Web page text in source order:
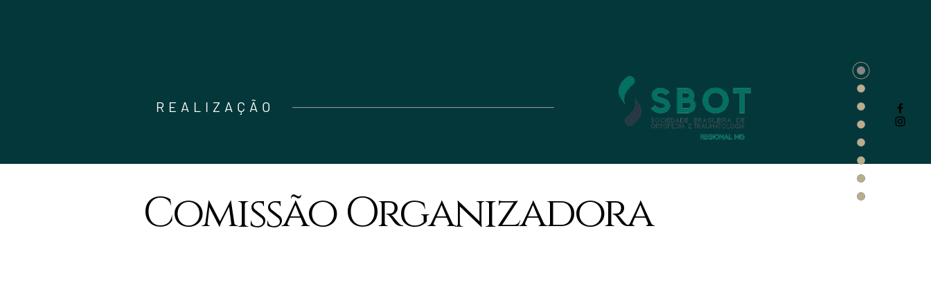
REALIZAÇÃO
Comissão Organizadora